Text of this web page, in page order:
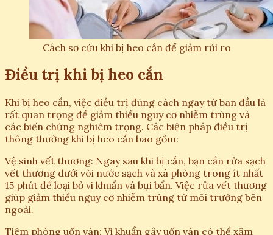
Cách sơ cứu khi bị heo cắn để giảm rủi ro
Điều trị khi bị heo cắn
Khi bị heo cắn, việc điều trị đúng cách ngay từ ban đầu là
rất quan trọng để giảm thiểu nguy cơ nhiễm trùng và
các biến chứng nghiêm trọng. Các biện pháp điều trị
thông thường khi bị heo cắn bao gồm:
Vệ sinh vết thương: Ngay sau khi bị cắn, bạn cần rửa sạch
vết thương dưới vòi nước sạch và xà phòng trong ít nhất
15 phút để loại bỏ vi khuẩn và bụi bẩn. Việc rửa vết thương
giúp giảm thiểu nguy cơ nhiễm trùng từ môi trường bên
ngoài.
Tiêm phòng uốn ván: Vi khuẩn gây uốn ván có thể xâm